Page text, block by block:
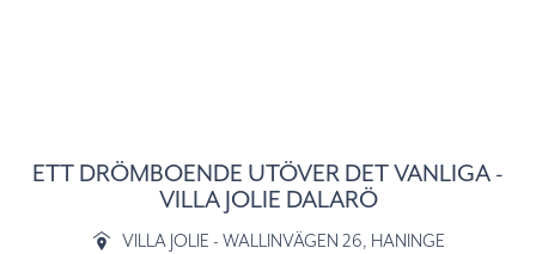
ETT DRÖMBOENDE UTÖVER DET VANLIGA -
VILLA JOLIE DALARÖ
VILLA JOLIE - WALLINVÄGEN 26, HANINGE